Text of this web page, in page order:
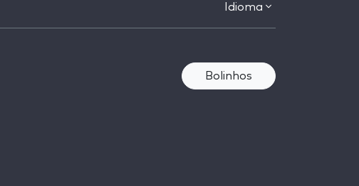
Idioma
Bolinhos